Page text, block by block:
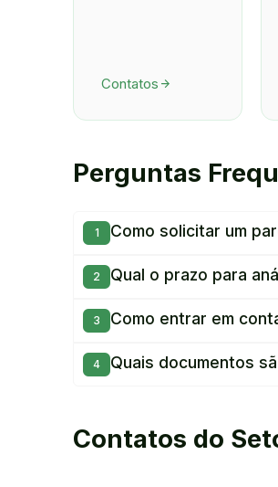
Contatos arrow_forward
Perguntas
Como solicitar um
Qual o prazo para
Como entrar em
Quais documentos
Contatos do